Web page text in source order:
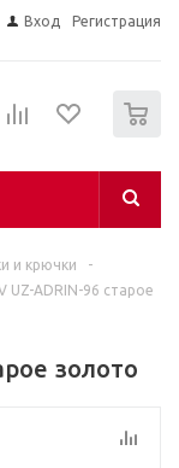
Вход Регистрация
и крючки
-
UZ-ADRIN-96 старое
золото